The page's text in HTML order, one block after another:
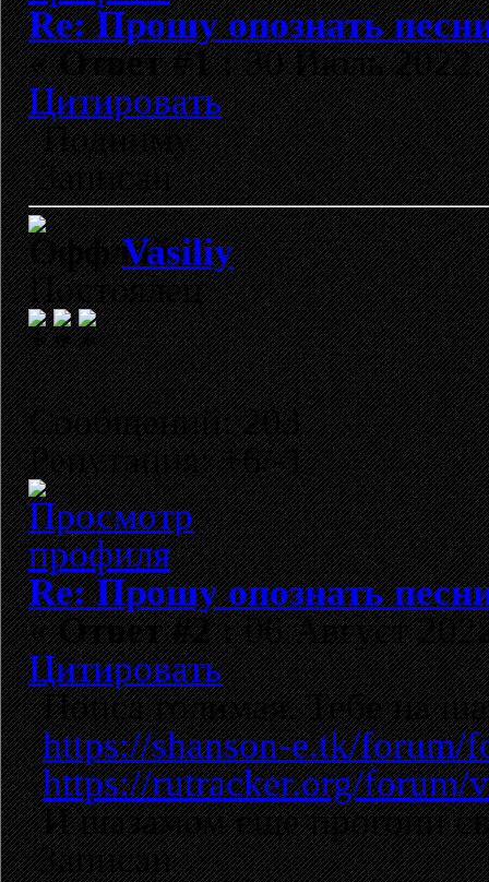
Re: Прошу опознать
«Ответ #1 :30 Июль 2022,
Цитировать
Подниму.
Записан
Vasiliy
Постоялец
Сообщений: 203
Репутация: +6/-1
Re: Прошу опознать
«Ответ #2 :06 Август
Цитировать
Попса голимая. Тебе на
https://shanson-e.tk/forum/
https://rutracker.org/forum/
И шазамом еще прогони
Записан